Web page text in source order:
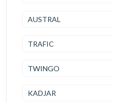
AUSTRAL
TRAFIC
TWINGO
KADJAR